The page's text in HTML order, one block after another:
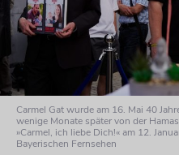
Carmel Gat wurde am 16. Mai 40
wenige Monate später von der
»Carmel, ich liebe Dich!« am 12.
Bayerischen Fernsehen